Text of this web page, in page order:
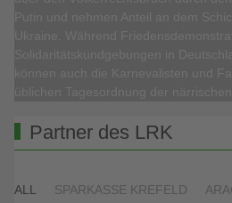
Partner des LRK
ALL SPARKASSE KREFELD